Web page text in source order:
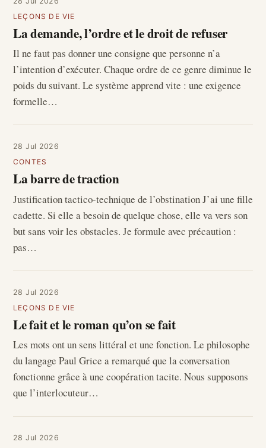
LEÇONS DE VIE
La demande, l’ordre et le droit de refuser
Il ne faut pas donner une consigne que personne n’a
l’intention d’exécuter. Chaque ordre de ce genre diminue le
poids du suivant. Le système apprend vite : une exigence
formelle…
28 Jul 2026
CONTES
La barre de traction
Justification tactico-technique de l’obstination J’ai une fille
cadette. Si elle a besoin de quelque chose, elle va vers son
but sans voir les obstacles. Je formule avec précaution :
pas…
28 Jul 2026
LEÇONS DE VIE
Le fait et le roman qu’on se fait
Les mots ont un sens littéral et une fonction. Le philosophe
du langage Paul Grice a remarqué que la conversation
fonctionne grâce à une coopération tacite. Nous supposons
que l’interlocuteur…
28 Jul 2026